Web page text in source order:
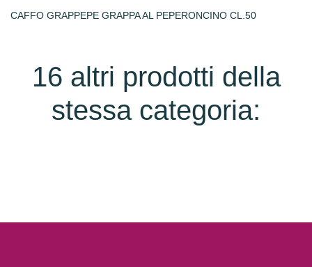
CAFFO GRAPPEPE GRAPPA AL PEPERONCINO CL.50
16 altri prodotti della
stessa categoria: